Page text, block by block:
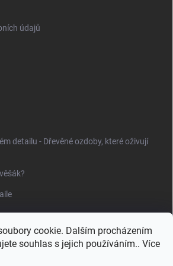
cookie. Dalším procházením
souhlas s jejich používáním.. Více
údajů
detailu - Dřevěné ozdoby, které oživují